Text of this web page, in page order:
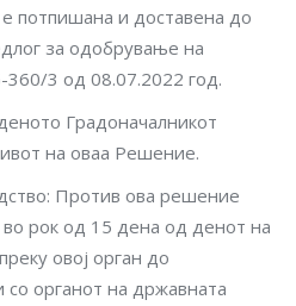
потпишана и доставена до
за одобрување на
360/3 од 08.07.2022 год.
Градоначалникот
на оваа Решение.
Против ова решение
рок од 15 дена од денот на
овој орган до
со органот на државната